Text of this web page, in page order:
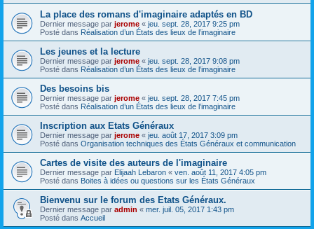
La place des romans d'imaginaire adaptés en BD
Dernier message par jerome « jeu. sept. 28, 2017 9:25 pm
Posté dans Réalisation d’un États des lieux de l’imaginaire
Les jeunes et la lecture
Dernier message par jerome « jeu. sept. 28, 2017 9:08 pm
Posté dans Réalisation d’un États des lieux de l’imaginaire
Des besoins bis
Dernier message par jerome « jeu. sept. 28, 2017 7:45 pm
Posté dans Réalisation d’un États des lieux de l’imaginaire
Inscription aux Etats Généraux
Dernier message par jerome « jeu. août 17, 2017 3:09 pm
Posté dans Organisation techniques des États Généraux et communication
Cartes de visite des auteurs de l'imaginaire
Dernier message par Elijaah Lebaron « ven. août 11, 2017 4:05 pm
Posté dans Boites à idées ou questions sur les États Généraux
Bienvenu sur le forum des Etats Généraux.
Dernier message par admin « mer. juil. 05, 2017 1:43 pm
Posté dans Accueil